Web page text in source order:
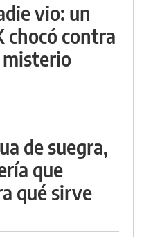
vio: un
chocó contra
misterio
de suegra,
que
qué sirve